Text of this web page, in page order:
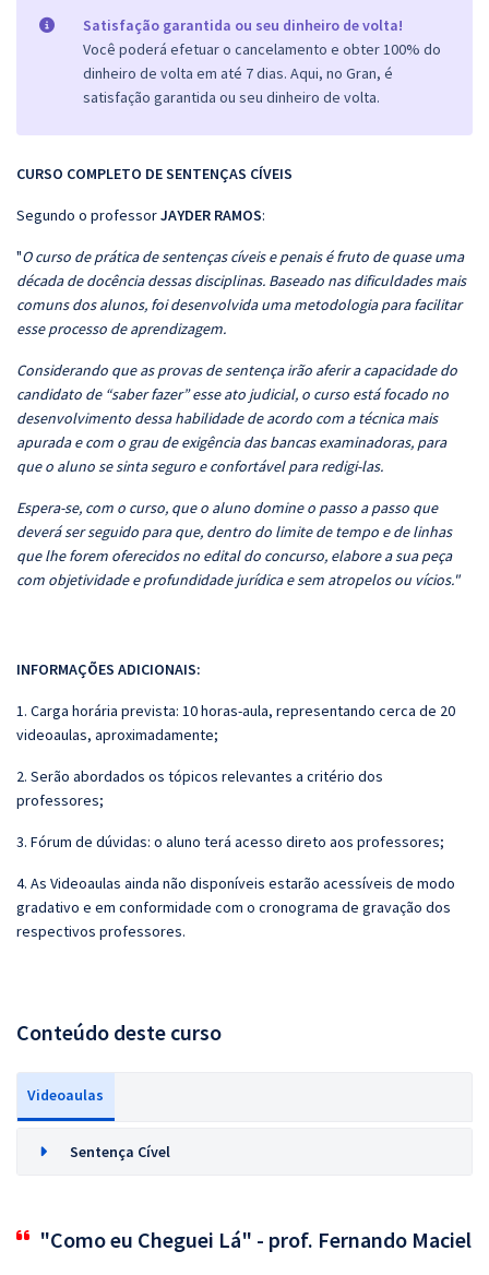
Satisfação garantida ou seu dinheiro de volta!
Você poderá efetuar o cancelamento e obter 100% do
dinheiro de volta em até 7 dias. Aqui, no Gran, é
satisfação garantida ou seu dinheiro de volta.
CURSO COMPLETO DE SENTENÇAS CÍVEIS
Segundo o professorJAYDER RAMOS:
"O curso de prática de sentenças cíveis e penais é fruto de quase uma
década de docência dessas disciplinas. Baseado nas dificuldades mais
comuns dos alunos, foi desenvolvida uma metodologia para facilitar
esse processo de aprendizagem.
Considerando que as provas de sentença irão aferir a capacidade do
candidato de “saber fazer” esse ato judicial, o curso está focado no
desenvolvimento dessa habilidade de acordo com a técnica mais
apurada e com o grau de exigência das bancas examinadoras, para
que o aluno se sinta seguro e confortável para redigi-las.
Espera-se, com o curso, que o aluno domine o passo a passo que
deverá ser seguido para que, dentro do limite de tempo e de linhas
que lhe forem oferecidos no edital do concurso, elabore a sua peça
com objetividade e profundidade jurídica e sem atropelos ou vícios."
INFORMAÇÕES ADICIONAIS:
1. Carga horária prevista: 10 horas-aula, representando cerca de 20
videoaulas, aproximadamente;
2. Serão abordados os tópicos relevantes a critério dos
professores;
3. Fórum de dúvidas: o aluno terá acesso direto aos professores;
4. As Videoaulas ainda não disponíveis estarão acessíveis de modo
gradativo e em conformidade com o cronograma de gravação dos
respectivos professores.
Conteúdo deste curso
Videoaulas
Sentença Cível
"Como eu Cheguei Lá" - prof. Fernando Maciel